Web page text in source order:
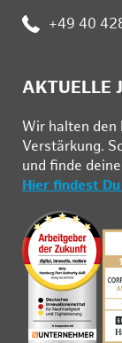
Telefon:
+49 40
AKTUELLE
Wir hal­ten den
Ver­stär­kung.
und fin­de
Hier findest